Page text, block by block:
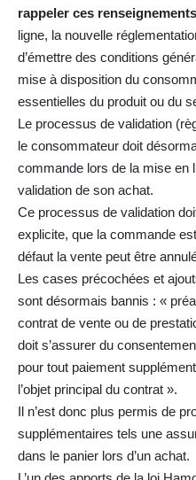
rappeler ces renseignements
ligne, la nouvelle
d’émettre des conditions
mise à disposition du
essentielles du produit ou du
Le processus de validation
le consommateur doit
commande lors de la mise en
validation de son achat.
Ce processus de validation
explicite, que la commande
défaut la vente peut être
Les cases précochées et
sont désormais bannis : «
contrat de vente ou de
doit s’assurer du
pour tout paiement
l’objet principal du contrat ».
Il n’est donc plus permis de
supplémentaires tels une
dans le panier lors d’un achat.